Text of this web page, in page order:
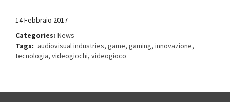
14 Febbraio 2017
Categories: News
Tags: audiovisual industries, game, gaming, innovazione,
tecnologia, videogiochi, videogioco